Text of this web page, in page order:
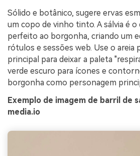
Sólido e botânico, sugere ervas
um copo de vinho tinto. A sálvia é
perfeito ao borgonha, criando um
rótulos e sessões web. Use o areia
principal para deixar a paleta
verde escuro para ícones e
borgonha como personagem
Exemplo de imagem de barril de
media.io